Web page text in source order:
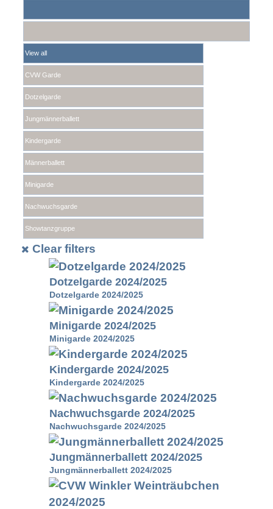
View all
CVW Garde
Dotzelgarde
Jungmännerballett
Kindergarde
Männerballett
Minigarde
Nachwuchsgarde
Showtanzgruppe
Clear filters
Dotzelgarde 2024/2025
Dotzelgarde 2024/2025
Minigarde 2024/2025
Minigarde 2024/2025
Kindergarde 2024/2025
Kindergarde 2024/2025
Nachwuchsgarde 2024/2025
Nachwuchsgarde 2024/2025
Jungmännerballett 2024/2025
Jungmännerballett 2024/2025